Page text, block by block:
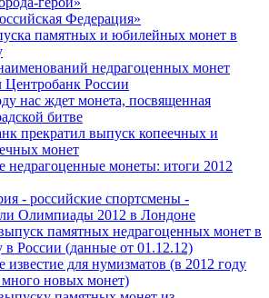
Федерация»
памятных и юбилейных монет в
недрагоценных монет
Центробанк России
нас ждет монета, посвященная
битве
прекратил выпуск копеечных и
монет
недрагоценные монеты: итоги 2012
- российские спортсмены -
Олимпиады 2012 в Лондоне
памятных недрагоценных монет в
в России (данные от 01.12.12)
известие для нумизматов (в 2012 году
много новых монет)